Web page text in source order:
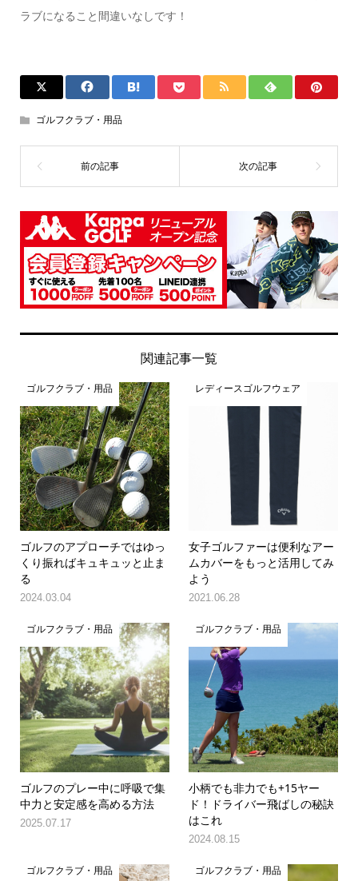
ラブになること間違いなしです！
ゴルフクラブ・用品
関連記事一覧
ゴルフクラブ・用品
ゴルフのアプローチではゆっ
くり振ればキュキュッと止ま
る
2024.03.04
レディースゴルフウェア
女子ゴルファーは便利なアー
ムカバーをもっと活用してみ
よう
2021.06.28
ゴルフクラブ・用品
ゴルフのプレー中に呼吸で集
中力と安定感を高める方法
2025.07.17
ゴルフクラブ・用品
小柄でも非力でも+15ヤー
ド！ドライバー飛ばしの秘訣
はこれ
2024.08.15
ゴルフクラブ・用品 ゴルフクラブ・用品